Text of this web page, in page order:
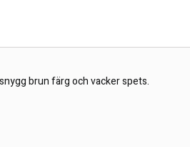
brun färg och vacker spets.